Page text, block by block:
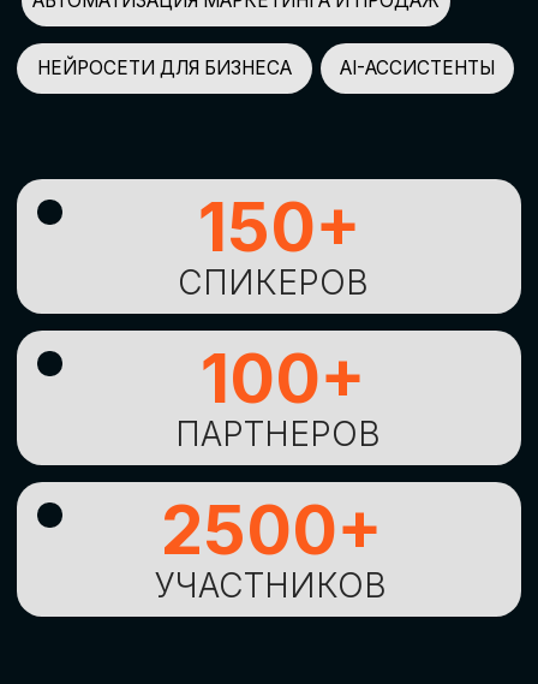
GLOBAL TECH FORUM –
ИЗУЧЕНИЯНОВЫХ
ТЕХНОЛОГИЙИ
СТРАТЕГИЧЕСКИХ
ПОДХОДОВ К ЦИФРОВОЙ
ТРАНСФОРМАЦИИ
БИЗНЕСА
ОСТАВИТЬ
ЗАЯВКУ
Оставьте заявку, наши менеджеры